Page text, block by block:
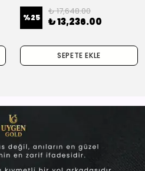
%25
₺ 17,648.00
₺ 13,236.00
SEPETE EKLE